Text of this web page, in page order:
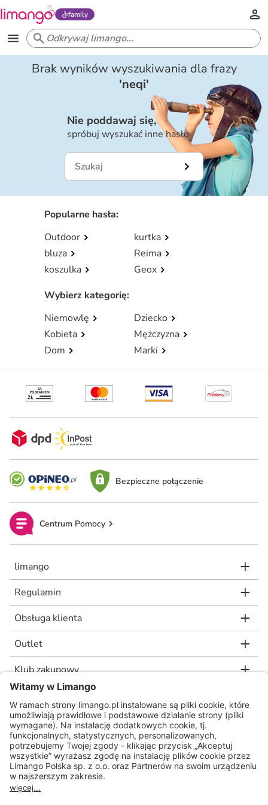
family
Brak wyników wyszukiwania dla frazy
'neqi'
Nie poddawaj się,
spróbuj wyszukać inne hasło
Popularne hasła:
Outdoor
kurtka
bluza
Reima
koszulka
Geox
Wybierz kategorię:
Niemowlę
Dziecko
Kobieta
Mężczyzna
Dom
Marki
Bezpieczne połączenie
Centrum Pomocy
limango
Regulamin
Obsługa klienta
Outlet
Klub zakupowy